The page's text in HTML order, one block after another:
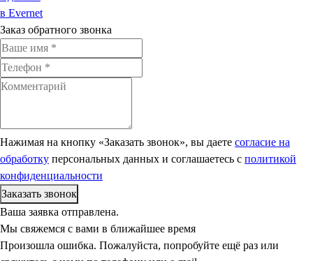
в Evernet
Заказ обратного звонка
Нажимая на кнопку «Заказать звонок», вы даете согласие на
обработку персональных данных и соглашаетесь c политикой
конфиденциальности
Ваша заявка отправлена.
Мы свяжемся с вами в ближайшее время
Произошла ошибка. Пожалуйста, попробуйте ещё раз или